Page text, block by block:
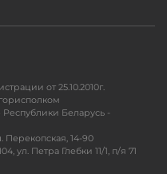
от 25.10.2010г.
Беларусь -
Перекопская, 14-90
ул. Петра Глебки 11/1, п/я 71